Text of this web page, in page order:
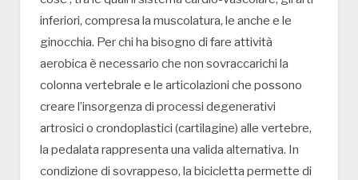
inferiori, compresa la muscolatura, le anche e le
ginocchia. Per chi ha bisogno di fare attività
aerobica è necessario che non sovraccarichi la
colonna vertebrale e le articolazioni che possono
creare l’insorgenza di processi degenerativi
artrosici o crondoplastici (cartilagine) alle vertebre,
la pedalata rappresenta una valida alternativa. In
condizione di sovrappeso, la bicicletta permette di